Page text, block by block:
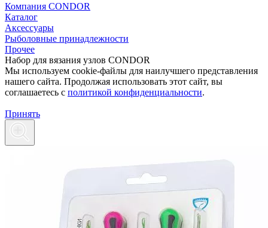
Компания CONDOR
Каталог
Аксессуары
Рыболовные принадлежности
Прочее
Набор для вязания узлов CONDOR
Мы используем cookie-файлы для наилучшего представления
нашего сайта. Продолжая использовать этот сайт, вы
соглашаетесь c политикой конфиденциальности.
Принять